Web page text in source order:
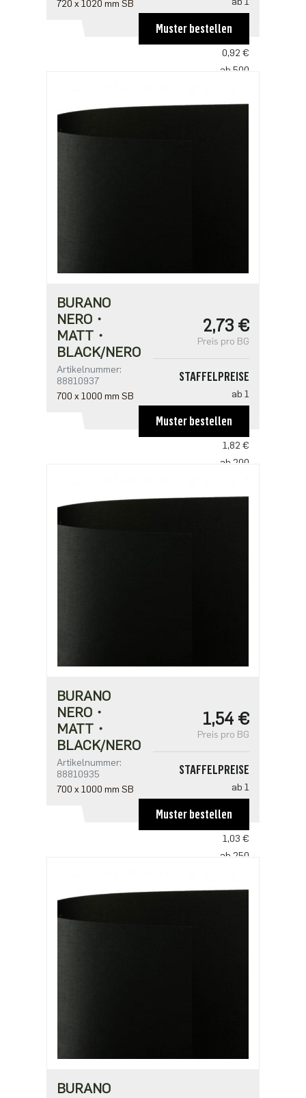
720 x 1020 mm SB
ab 250
0,92 €
ab 500
ab 1250
Muster bestellen
BURANO
NERO・
MATT・
BLACK/NERO
Artikelnummer:
88810937
700 x 1000 mm SB
2,73 €
Preis pro BG
STAFFELPREISE
ab 1
ab 100
1,82 €
ab 200
ab 500
Muster bestellen
BURANO
NERO・
MATT・
BLACK/NERO
Artikelnummer:
88810935
700 x 1000 mm SB
1,54 €
Preis pro BG
STAFFELPREISE
ab 1
ab 125
1,03 €
ab 250
ab 625
Muster bestellen
BURANO